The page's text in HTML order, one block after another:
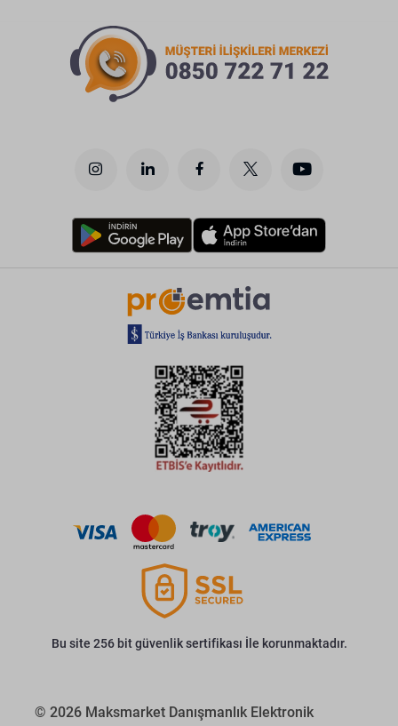
Bu site 256 bit güvenlik sertifikası İle korunmaktadır.
© 2026 Maksmarket Danışmanlık Elektronik